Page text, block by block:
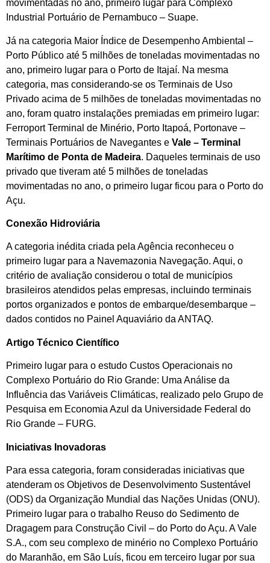
movimentadas no ano, primeiro lugar para Complexo
Industrial Portuário de Pernambuco – Suape.
Já na categoria Maior Índice de Desempenho Ambiental –
Porto Público até 5 milhões de toneladas movimentadas no
ano, primeiro lugar para o Porto de Itajaí. Na mesma
categoria, mas considerando-se os Terminais de Uso
Privado acima de 5 milhões de toneladas movimentadas no
ano, foram quatro instalações premiadas em primeiro lugar:
Ferroport Terminal de Minério, Porto Itapoá, Portonave –
Terminais Portuários de Navegantes e Vale – Terminal
Marítimo de Ponta de Madeira. Daqueles terminais de uso
privado que tiveram até 5 milhões de toneladas
movimentadas no ano, o primeiro lugar ficou para o Porto do
Açu.
Conexão Hidroviária
A categoria inédita criada pela Agência reconheceu o
primeiro lugar para a Navemazonia Navegação. Aqui, o
critério de avaliação considerou o total de municípios
brasileiros atendidos pelas empresas, incluindo terminais
portos organizados e pontos de embarque/desembarque –
dados contidos no Painel Aquaviário da ANTAQ.
Artigo Técnico Científico
Primeiro lugar para o estudo Custos Operacionais no
Complexo Portuário do Rio Grande: Uma Análise da
Influência das Variáveis Climáticas, realizado pelo Grupo de
Pesquisa em Economia Azul da Universidade Federal do
Rio Grande – FURG.
Iniciativas Inovadoras
Para essa categoria, foram consideradas iniciativas que
atenderam os Objetivos de Desenvolvimento Sustentável
(ODS) da Organização Mundial das Nações Unidas (ONU).
Primeiro lugar para o trabalho Reuso do Sedimento de
Dragagem para Construção Civil – do Porto do Açu. A Vale
S.A., com seu complexo de minério no Complexo Portuário
do Maranhão, em São Luís, ficou em terceiro lugar por sua